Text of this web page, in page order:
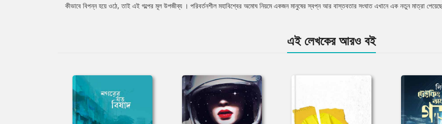
Article
কীভাবে বিপন্ন হয়ে ওঠে, তাই এই গল্পের মূল উপজীব্য । পরিবর্তনশীল মহাবিশ্বের অমোঘ নিয়মে একজন মানুষের স্বপ্ন আর বাস্তবতার সংঘাত এখানে এক নতুন মাত্রা
এই লেখকের আরও বই